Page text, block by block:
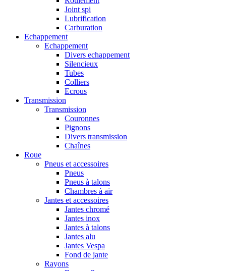
Joint spi
Lubrification
Carburation
Echappement
Echappement
Divers echappement
Silencieux
Tubes
Colliers
Ecrous
Transmission
Transmission
Couronnes
Pignons
Divers transmission
Chaînes
Roue
Pneus et accessoires
Pneus
Pneus à talons
Chambres à air
Jantes et accessoires
Jantes chromé
Jantes inox
Jantes à talons
Jantes alu
Jantes Vespa
Fond de jante
Rayons